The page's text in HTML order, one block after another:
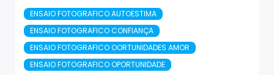
ENSAIO FOTOGRAFICO AUTOESTIMA
ENSAIO FOTOGRAFICO CONFIANÇA
ENSAIO FOTOGRAFICO OORTUNIDADES AMOR
ENSAIO FOTOGRAFICO OPORTUNIDADE